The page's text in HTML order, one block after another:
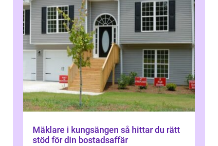
Mäklare i kungsängen så hittar du rätt
stöd för din bostadsaffär